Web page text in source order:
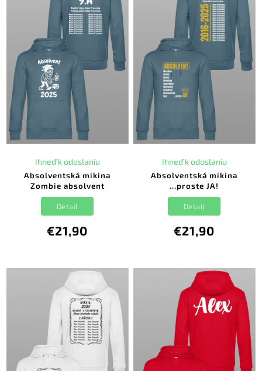
Absolventská mikina
Zombie absolvent
Ihneď k odoslaniu
€21,90
Detail
Absolventská mikina
...proste JA!
Ihneď k odoslaniu
€21,90
Detail